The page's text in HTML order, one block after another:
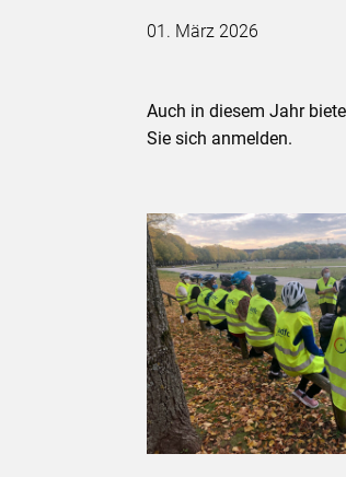
01. März 2026
Auch in diesem Jahr
Sie sich anmelden.